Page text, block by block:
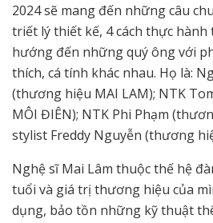
2024 sẽ mang đến những câu
triết lý thiết kế, 4 cách thực
hướng đến những quý ông với
thích, cá tính khác nhau. Họ là:
(thương hiệu MAI LAM); NTK
MÔI ĐIÊN); NTK Phi Phạm
stylist Freddy Nguyễn (thương
Nghệ sĩ Mai Lâm thuộc thế hệ
tuổi và giá trị thương hiệu của
dụng, bảo tồn những kỹ thuật